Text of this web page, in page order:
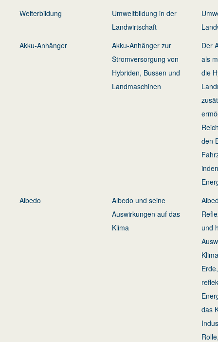
Weiterbildung
Umweltbildung in der
Landwirtschaft
Akku-Anhänger
Akku-Anhänger zur
Stromversorgung von
Hybriden, Bussen und
Landmaschinen
Der
als
die
den
Albedo
Albedo und seine
Auswirkungen auf das
Klima
und
das